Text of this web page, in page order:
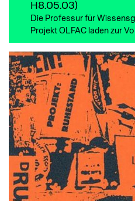
H8.05.03)
Die Professur für
Projekt OLFAC laden zur